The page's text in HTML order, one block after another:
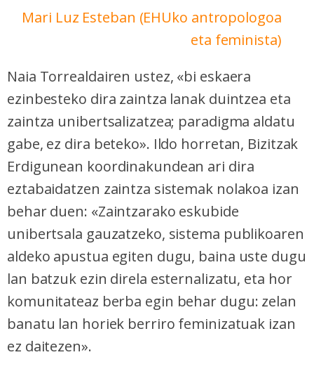
Mari Luz Esteban (EHUko antropologoa
eta feminista)
Naia Torrealdairen ustez, «bi eskaera
ezinbesteko dira zaintza lanak duintzea eta
zaintza unibertsalizatzea; paradigma aldatu
gabe, ez dira beteko». Ildo horretan, Bizitzak
Erdigunean koordinakundean ari dira
eztabaidatzen zaintza sistemak nolakoa izan
behar duen: «Zaintzarako eskubide
unibertsala gauzatzeko, sistema publikoaren
aldeko apustua egiten dugu, baina uste dugu
lan batzuk ezin direla esternalizatu, eta hor
komunitateaz berba egin behar dugu: zelan
banatu lan horiek berriro feminizatuak izan
ez daitezen».